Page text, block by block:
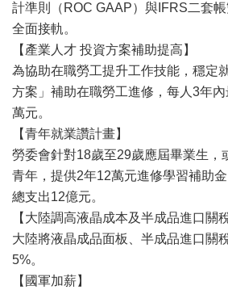
計準則（ROC GAAP）與IFRS二套
全面接軌。
【產業人才 投資方案補助提高】
為協助在職勞工提升工作技能，穩定
方案」補助在職勞工進修，每人3年
萬元。
【青年就業讚計畫】
勞委會針對18歲至29歲應屆畢業生，
青年，提供2年12萬元進修學習補助
總支出12億元。
【大陸調高液晶成本及半成品進口關稅
大陸將液晶成品面板、半成品進口關
5%。
【國軍加薪】